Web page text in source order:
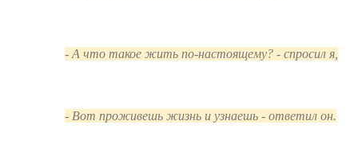
- А что такое жить по-настоящему? - спросил я,
- Вот проживешь жизнь и узнаешь - ответил он.